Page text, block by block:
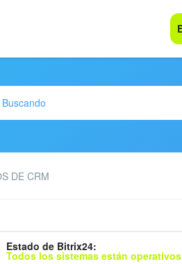
DE CRM
Estado de Bitrix24:
Todos los sistemas están operativos